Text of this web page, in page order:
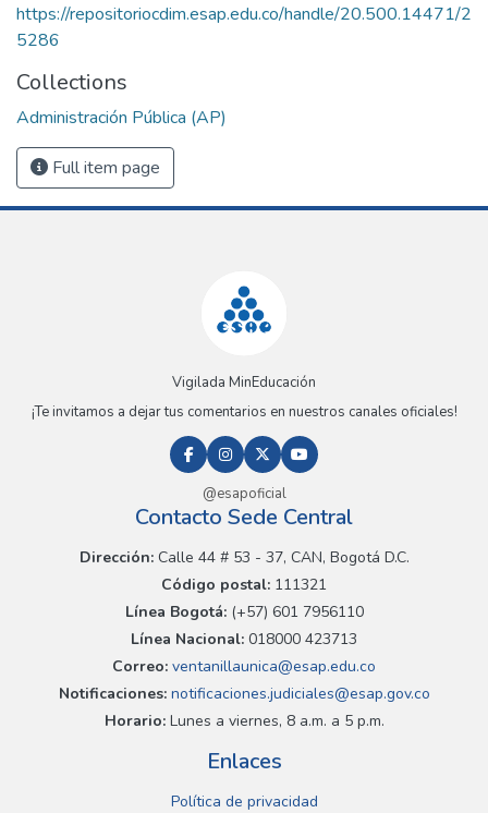
https://repositoriocdim.esap.edu.co/handle/20.500.14471/2
5286
Collections
Administración Pública (AP)
Full item page
Vigilada MinEducación
¡Te invitamos a dejar tus comentarios en nuestros canales oficiales!
@esapoficial
Contacto Sede Central
Dirección:Calle 44 # 53 - 37, CAN, Bogotá D.C.
Código postal: 111321
Línea Bogotá:(+57) 601 7956110
Línea Nacional: 018000 423713
Correo: ventanillaunica@esap.edu.co
Notificaciones:notificaciones.judiciales@esap.gov.co
Horario:Lunes a viernes, 8 a.m. a 5 p.m.
Enlaces
Política de privacidad